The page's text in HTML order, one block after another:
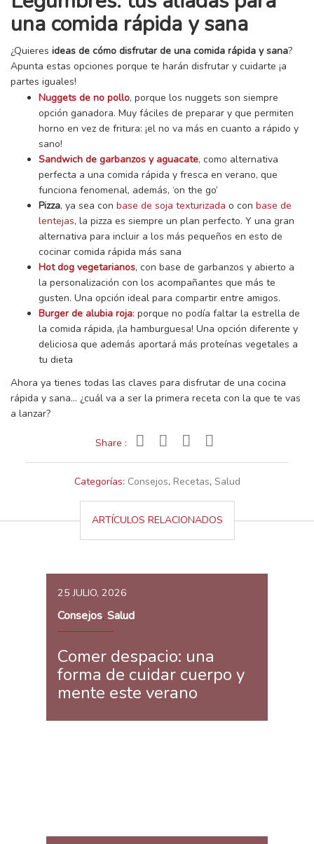
una comida rápida y sana
¿Quieres ideas de cómo disfrutar de una comida rápida y sana?
Apunta estas opciones porque te harán disfrutar y cuidarte ¡a
partes iguales!
Nuggets de no pollo, porque los nuggets son siempre
opción ganadora. Muy fáciles de preparar y que permiten
horno en vez de fritura: ¡el no va más en cuanto a rápido y
sano!
Sandwich de garbanzos y aguacate, como alternativa
perfecta a una comida rápida y fresca en verano, que
funciona fenomenal, además, ‘on the go’
Pizza, ya sea con base de soja texturizada o con base de
lentejas, la pizza es siempre un plan perfecto. Y una gran
alternativa para incluir a los más pequeños en esto de
cocinar comida rápida más sana
Hot dog vegetarianos, con base de garbanzos y abierto a
la personalización con los acompañantes que más te
gusten. Una opción ideal para compartir entre amigos.
Burger de alubia roja: porque no podía faltar la estrella de
la comida rápida, ¡la hamburguesa! Una opción diferente y
deliciosa que además aportará más proteínas vegetales a
tu dieta
Ahora ya tienes todas las claves para disfrutar de una cocina
rápida y sana… ¿cuál va a ser la primera receta con la que te vas
a lanzar?
Share :
Categorías: Consejos, Recetas, Salud
ARTÍCULOS RELACIONADOS
25 JULIO, 2026
Consejos, Salud
Comer despacio: una
forma de cuidar cuerpo y
mente este verano